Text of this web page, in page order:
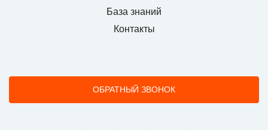
База знаний
Контакты
ОБРАТНЫЙ ЗВОНОК